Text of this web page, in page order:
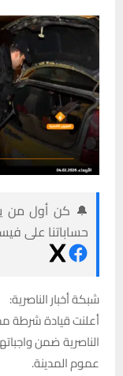
🔔 كن أول من
حساباتنا على
شبكة أخبار الناصرية:
أعلنت قيادة شرطة
الناصرية ضمن
عموم المدينة.